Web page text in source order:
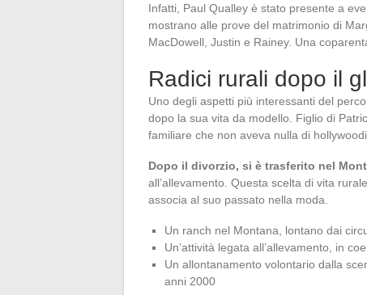
Infatti, Paul Qualley è stato presente a
mostrano alle prove del matrimonio di
MacDowell, Justin e Rainey. Una
Radici rurali dopo il
Uno degli aspetti più interessanti del
dopo la sua vita da modello. Figlio di
familiare che non aveva nulla di
Dopo il divorzio, si è trasferito nel
all’allevamento. Questa scelta di vita
associa al suo passato nella moda.
Un ranch nel Montana, lontano dai
Un’attività legata all’allevamento, in
Un allontanamento volontario dalla
anni 2000